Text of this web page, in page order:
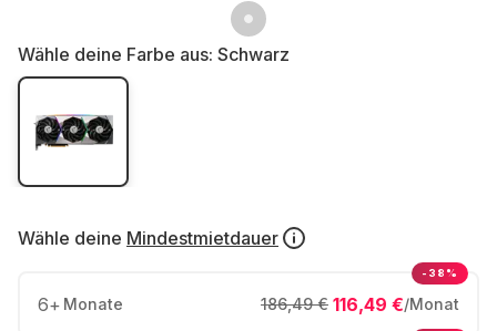
Wähle deine Farbe aus: Schwarz
Wähle deine Mindestmietdauer
6+ Monate 116,49 €/Monat
186,49 €
-38%